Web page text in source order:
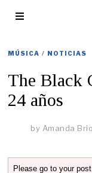
MÚSICA / NOTICIAS
The Black
24 años
by Amanda
Please go to your